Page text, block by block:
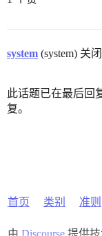
system (system) 关闭
此话题已在最后回
复。
首页 类别 准则